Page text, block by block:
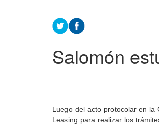
Contenido
principal
Salomón
Luego del acto protocolar en la
Leasing para realizar los